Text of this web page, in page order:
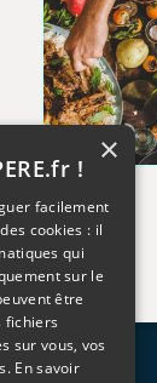
×
!
facilement
cookies : il
qui
sur le
être
fichiers
sur vous, vos
En savoir